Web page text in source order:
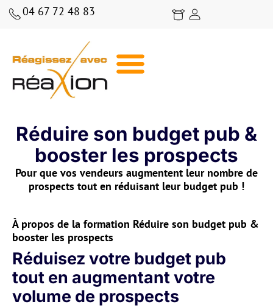
04 67 72 48 83
Réduire son budget pub &
booster les prospects
Pour que vos vendeurs augmentent leur nombre de
prospects tout en réduisant leur budget pub !
À propos de la formation Réduire son budget pub &
booster les prospects
Réduisez votre budget pub
tout en augmentant votre
volume de prospects